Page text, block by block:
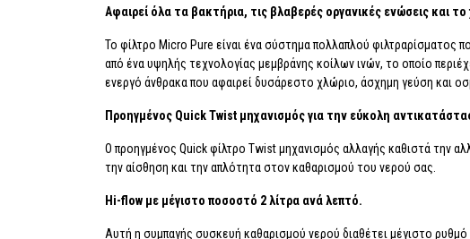
Αφαιρεί όλα τα βακτήρια, τις βλαβερές οργανικές ενώσεις και το
Το φίλτρο Micro Pure είναι ένα σύστημα πολλαπλού φιλτραρίσματος
από ένα υψηλής τεχνολογίας μεμβράνης κοίλων ινών, το οποίο
ενεργό άνθρακα που αφαιρεί δυσάρεστο χλώριο, άσχημη γεύση και
Προηγμένος Quick Twist μηχανισμός για την εύκολη
Ο προηγμένος Quick φίλτρο Twist μηχανισμός αλλαγής καθιστά την
την αίσθηση και την απλότητα στον καθαρισμού του νερού σας.
Hi-flow με μέγιστο ποσοστό 2 λίτρα ανά λεπτό.
Αυτή η συμπαγής συσκευή καθαρισμού νερού διαθέτει μέγιστο